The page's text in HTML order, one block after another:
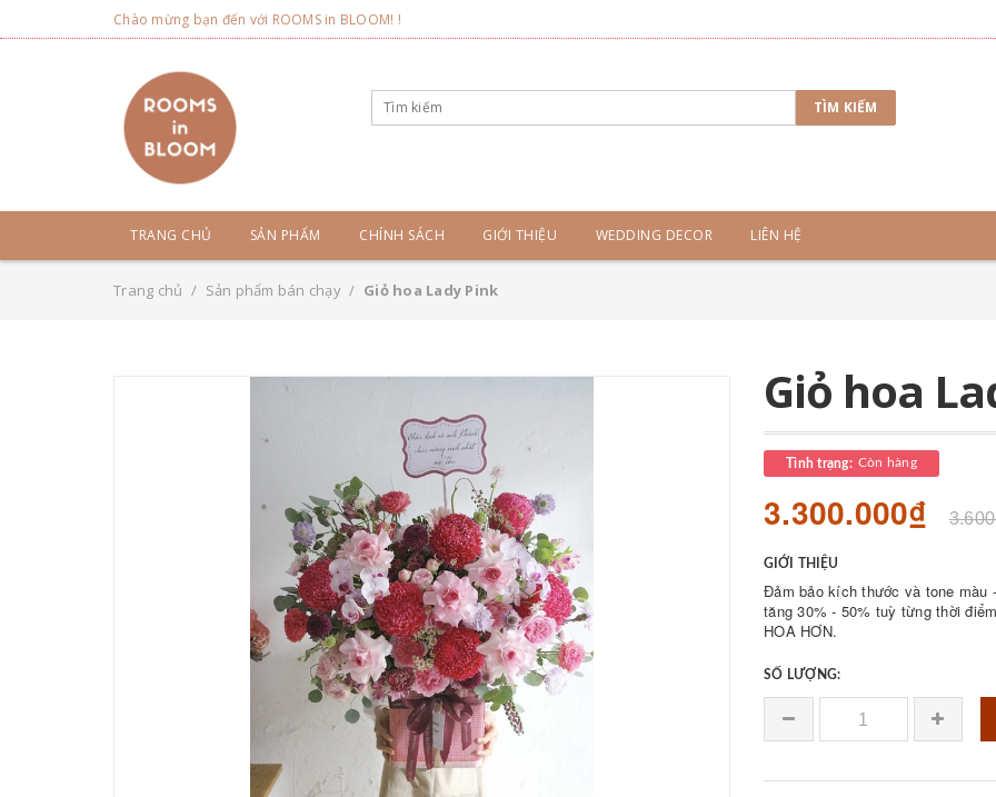
Chào mừng bạn đến với ROOMS in BLOOM! !
TÌM KIẾM
TRANG CHỦ SẢN PHẨM CHÍNH SÁCH GIỚI THIỆU WEDDING DECOR LIÊN HỆ
Trang chủ / Sản phẩm bán chạy / Giỏ hoa Lady Pink
Giỏ hoa
Tình trạng: Còn hàng
3.300.000₫
GIỚI THIỆU
Đảm bảo kích thước và tone màu
tăng 30% - 50% tuỳ từng thời
HOA HƠN.
SỐ LƯỢNG: